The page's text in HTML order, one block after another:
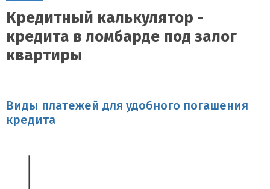
Кредитный калькулятор -
кредита в ломбарде под залог
квартиры
Виды платежей для удобного погашения
кредита